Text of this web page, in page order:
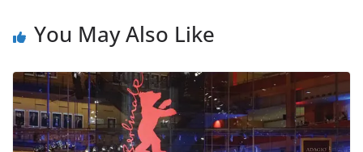
You May Also Like